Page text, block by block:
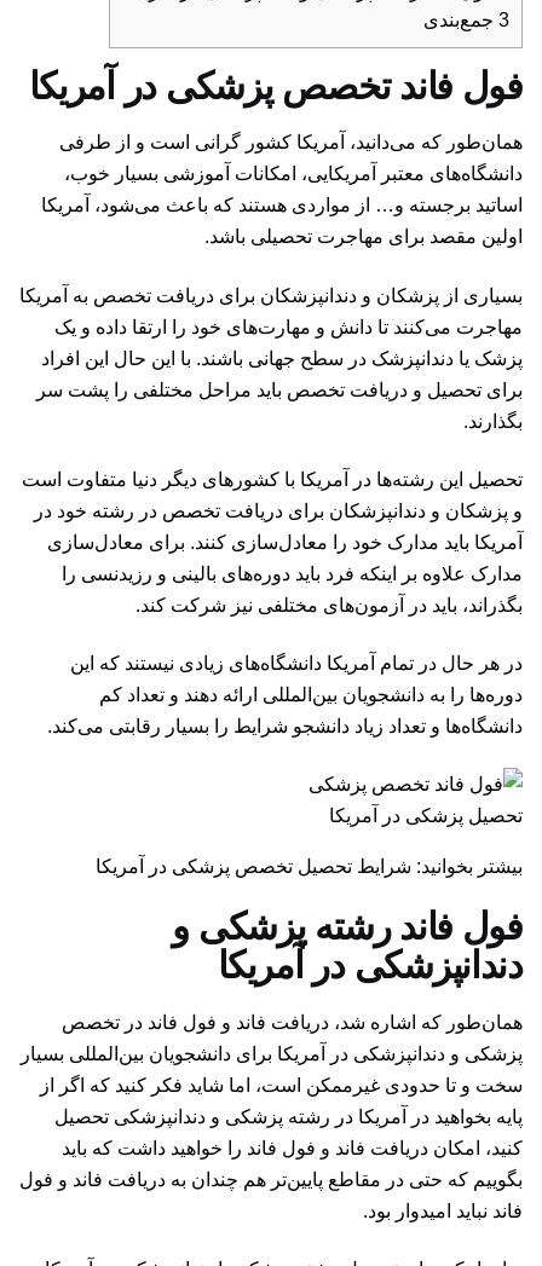
3 جمع‌بندی
فول فاند تخصص پزشکی در آمریکا
همان‌طور که می‌دانید، آمریکا کشور گرانی است و از طرفی
دانشگاه‌های معتبر آمریکایی، امکانات آموزشی بسیار خوب،
اساتید برجسته و… از مواردی هستند که باعث می‌شود، آمریکا
اولین مقصد برای مهاجرت تحصیلی باشد.
بسیاری از پزشکان و دندانپزشکان برای دریافت تخصص به آمریکا
مهاجرت می‌کنند تا دانش و مهارت‌های خود را ارتقا داده و یک
پزشک یا دندانپزشک در سطح جهانی باشند. با این حال این افراد
برای تحصیل و دریافت تخصص باید مراحل مختلفی را پشت سر
بگذارند.
تحصیل این رشته‌ها در آمریکا با کشورهای دیگر دنیا متفاوت است
و پزشکان و دندانپزشکان برای دریافت تخصص در رشته خود در
آمریکا باید مدارک خود را معادل‌سازی کنند. برای معادل‌سازی
مدارک علاوه بر اینکه فرد باید دوره‌های بالینی و رزیدنسی را
بگذراند، باید در آزمون‌های مختلفی نیز شرکت کند.
در هر حال در تمام آمریکا دانشگاه‌های زیادی نیستند که این
دوره‌ها را به دانشجویان بین‌المللی ارائه دهند و تعداد کم
دانشگاه‌ها و تعداد زیاد دانشجو شرایط را بسیار رقابتی می‌کند.
تحصیل پزشکی در آمریکا
بیشتر بخوانید: شرایط تحصیل تخصص پزشکی در آمریکا
فول فاند رشته پزشکی و
دندانپزشکی در آمریکا
همان‌طور که اشاره شد، دریافت فاند و فول فاند در تخصص
پزشکی و دندانپزشکی در آمریکا برای دانشجویان بین‌المللی بسیار
سخت و تا حدودی غیرممکن است، اما شاید فکر کنید که اگر از
پایه بخواهید در آمریکا در رشته پزشکی و دندانپزشکی تحصیل
کنید، امکان دریافت فاند و فول فاند را خواهید داشت که باید
بگوییم که حتی در مقاطع پایین‌تر هم چندان به دریافت فاند و فول
فاند نباید امیدوار بود.